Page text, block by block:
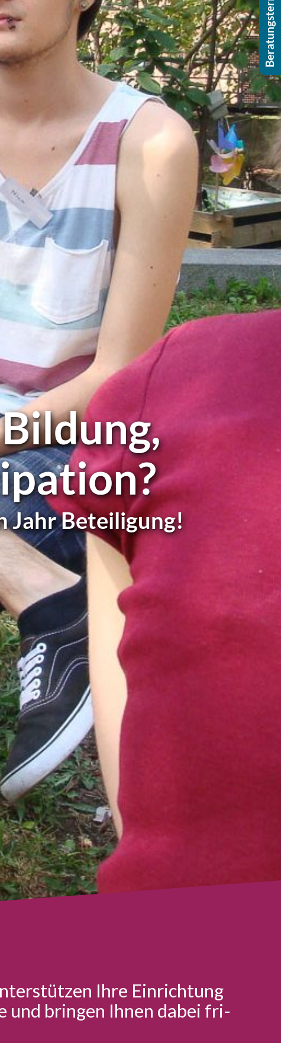
Jahr Beteiligung!
Ihre Ein­rich­tung
und bringen Ihnen dabei fri­